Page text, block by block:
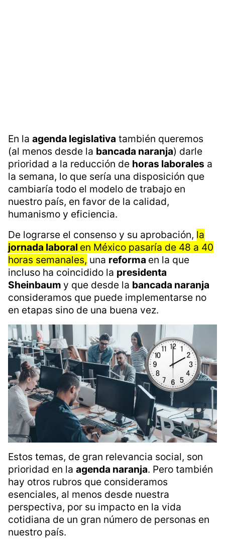
En la agenda legislativa también queremos
(al menos desde la bancada naranja) darle
prioridad a la reducción de horas laborales a
la semana, lo que sería una disposición que
cambiaría todo el modelo de trabajo en
nuestro país, en favor de la calidad,
humanismo y eficiencia.
De lograrse el consenso y su aprobación, la
jornada laboral en México pasaría de 48 a 40
horas semanales, una reforma en la que
incluso ha coincidido la presidenta
Sheinbaum y que desde la bancada naranja
consideramos que puede implementarse no
en etapas sino de una buena vez.
Estos temas, de gran relevancia social, son
prioridad en la agenda naranja. Pero también
hay otros rubros que consideramos
esenciales, al menos desde nuestra
perspectiva, por su impacto en la vida
cotidiana de un gran número de personas en
nuestro país.